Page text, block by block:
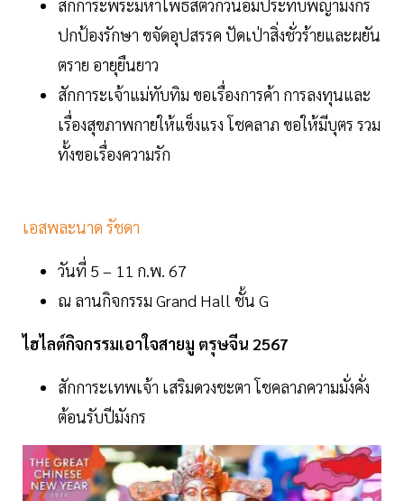
สักการะพระมหาโพธิสัตว์กวนอมประทับพญามังกร
ปกป้องรักษา ขจัดอุปสรรค ปัดเป่าสิ่งชั่วร้ายและผยัน
ตราย อายุยืนยาว
สักการะเจ้าแม่ทับทิม ขอเรื่องการค้า การลงทุนและ
เรื่องสุขภาพกายให้แข็งแรง โชคลาภ ขอให้มีบุตร รวม
ทั้งขอเรื่องความรัก
เอสพละนาด รัชดา
วันที่ 5 – 11 ก.พ. 67
ณ ลานกิจกรรม Grand Hall ชั้น G
ไฮไลต์กิจกรรมเอาใจสายมู ตรุษจีน 2567
สักการะเทพเจ้า เสริมดวงชะตา โชคลาภความมั่งคั่ง
ต้อนรับปีมังกร